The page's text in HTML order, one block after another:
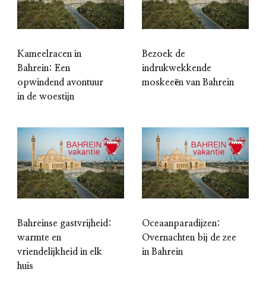
Kameelracen in
Bahrein: Een
opwindend avontuur
in de woestijn
Bezoek de
indrukwekkende
moskeeën van Bahrein
Bahreinse gastvrijheid:
warmte en
vriendelijkheid in elk
huis
Oceaanparadijzen:
Overnachten bij de zee
in Bahrein